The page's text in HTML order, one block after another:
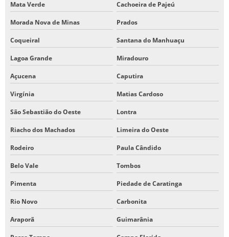
Mata Verde Cachoeira de Pajeú
Morada Nova de Minas Prados
Coqueiral Santana do Manhuaçu
Lagoa Grande Miradouro
Açucena Caputira
Virgínia Matias Cardoso
São Sebastião do Oeste Lontra
Riacho dos Machados Limeira do Oeste
Rodeiro Paula Cândido
Belo Vale Tombos
Pimenta Piedade de Caratinga
Rio Novo Carbonita
Araporã Guimarânia